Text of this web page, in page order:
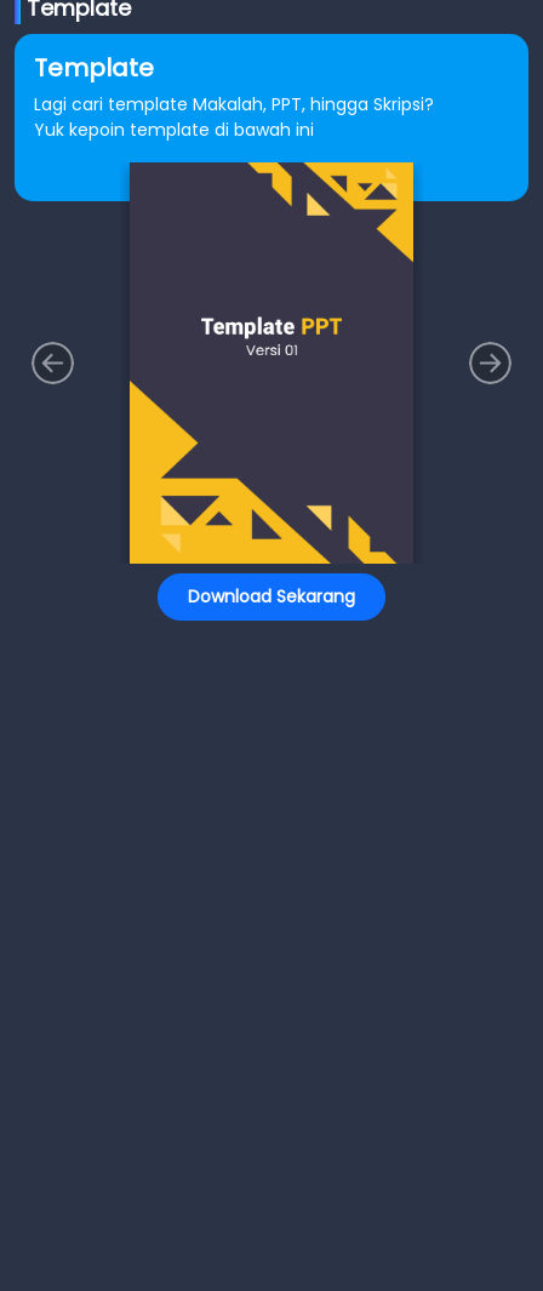
Template
Template
Lagi cari template Makalah, PPT, hingga Skripsi?
Yuk kepoin template di bawah ini
Download Sekarang